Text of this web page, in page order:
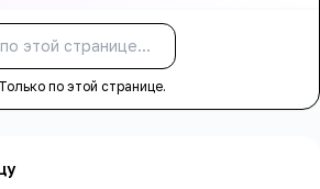
по этой странице.